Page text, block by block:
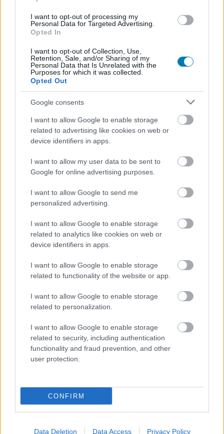
I want to opt-out of processing my
Personal Data for Targeted Advertising.
Opted In
I want to opt-out of Collection, Use,
Retention, Sale, and/or Sharing of my
Personal Data that Is Unrelated with the
Purposes for which it was collected.
Opted Out
Google consents
I want to allow Google to enable storage
related to advertising like cookies on web or
device identifiers in apps.
I want to allow my user data to be sent to
Google for online advertising purposes.
I want to allow Google to send me
personalized advertising.
I want to allow Google to enable storage
related to analytics like cookies on web or
device identifiers in apps.
I want to allow Google to enable storage
related to functionality of the website or app.
I want to allow Google to enable storage
related to personalization.
I want to allow Google to enable storage
related to security, including authentication
functionality and fraud prevention, and other
user protection.
CONFIRM
Data Deletion Data Access Privacy Policy
AMI TETSZETT
gyönyörűen kidolgozott, változatos helyszínek
továbbra is a legjobb!
AMI NEM TETSZETT
a lagok, a szerveroldali problémák még mindig
megoldatlanok...
nem minden bugot sikerült kiirtani
Mass Effect: Andromeda - ezt
tartalmazza a Deluxe kiadás